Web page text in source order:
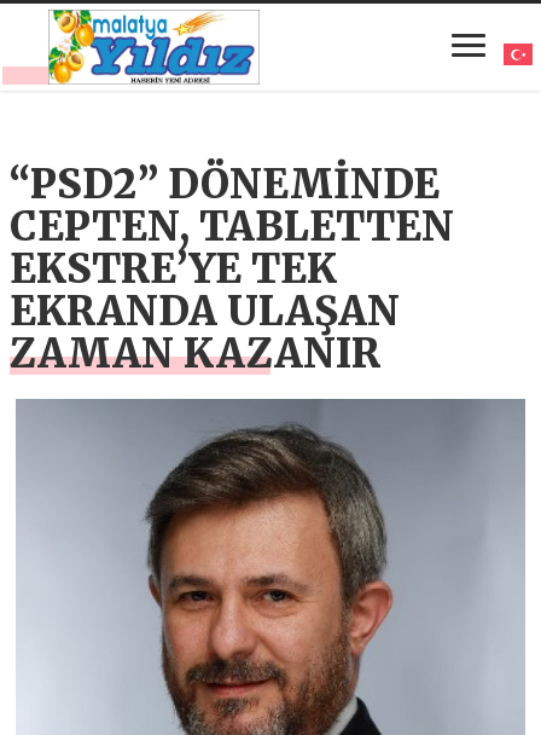
“PSD2” DÖNEMİNDE
CEPTEN, TABLETTEN
EKSTRE’YE TEK
EKRANDA ULAŞAN
ZAMAN KAZANIR